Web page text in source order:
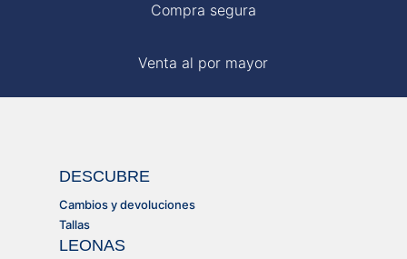
Compra segura
Venta al por mayor
DESCUBRE
Cambios y devoluciones
Tallas
LEONAS